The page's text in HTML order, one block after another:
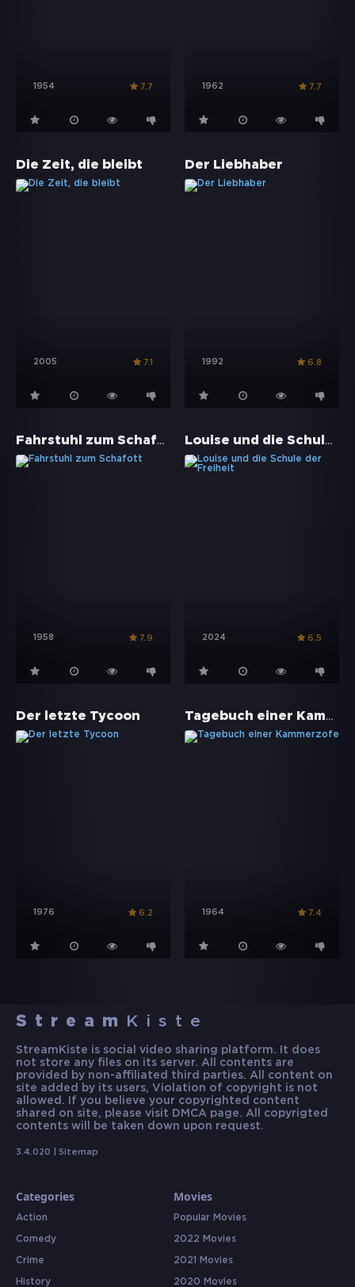
1954 7.7 1962 7.7
Die Zeit, die bleibt
2005 7.1
Der Liebhaber
1992 6.8
Fahrstuhl zum Schafott
1958 7.9
Louise und die Schule der Freiheit
2024 6.5
Der letzte Tycoon
1976 6.2
Tagebuch einer Kammerzofe
1964 7.4
Stream Kiste
StreamKiste is social video sharing platform. It does
not store any files on its server. All contents are
provided by non-affiliated third parties. All content on
site added by its users, Violation of copyright is not
allowed. If you believe your copyrighted content
shared on site, please visit DMCA page. All copyrigted
contents will be taken down upon request.
3.4.020 | Sitemap
Categories
Action
Comedy
Crime
History
Movies
Popular Movies
2022 Movies
2021 Movies
2020 Movies